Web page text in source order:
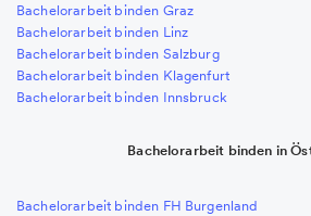
Bachelorarbeit binden Graz
Bachelorarbeit binden Linz
Bachelorarbeit binden Salzburg
Bachelorarbeit binden Klagenfurt
Bachelorarbeit binden Innsbruck
Bachelorarbeit binden in
Bachelorarbeit binden FH Burgenland